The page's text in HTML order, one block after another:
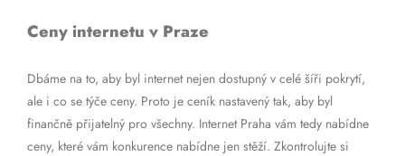
Ceny internetu v Praze
Dbáme na to, aby byl internet nejen dostupný v celé šíři pokrytí,
ale i co se týče ceny. Proto je ceník nastavený tak, aby byl
finančně přijatelný pro všechny. Internet Praha vám tedy nabídne
ceny, které vám konkurence nabídne jen stěží. Zkontrolujte si